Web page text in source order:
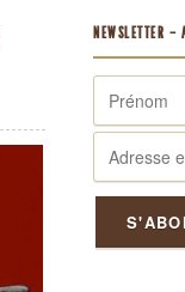
NEWSLETTER –